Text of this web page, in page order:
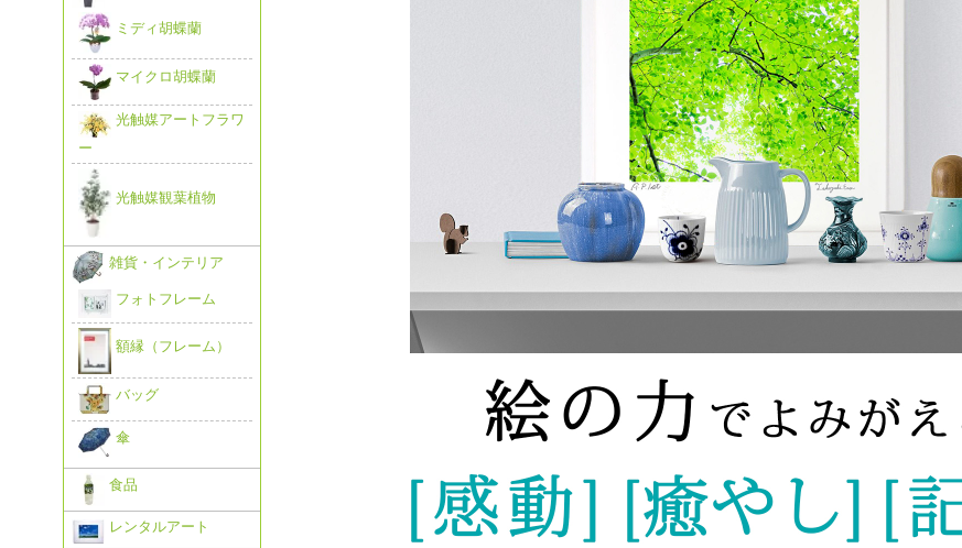
ミディ胡蝶蘭
マイクロ胡蝶蘭
光触媒アートフラワ
ー
光触媒観葉植物
雑貨・インテリア
フォトフレーム
額縁（フレーム）
バッグ
傘
食品
レンタルアート